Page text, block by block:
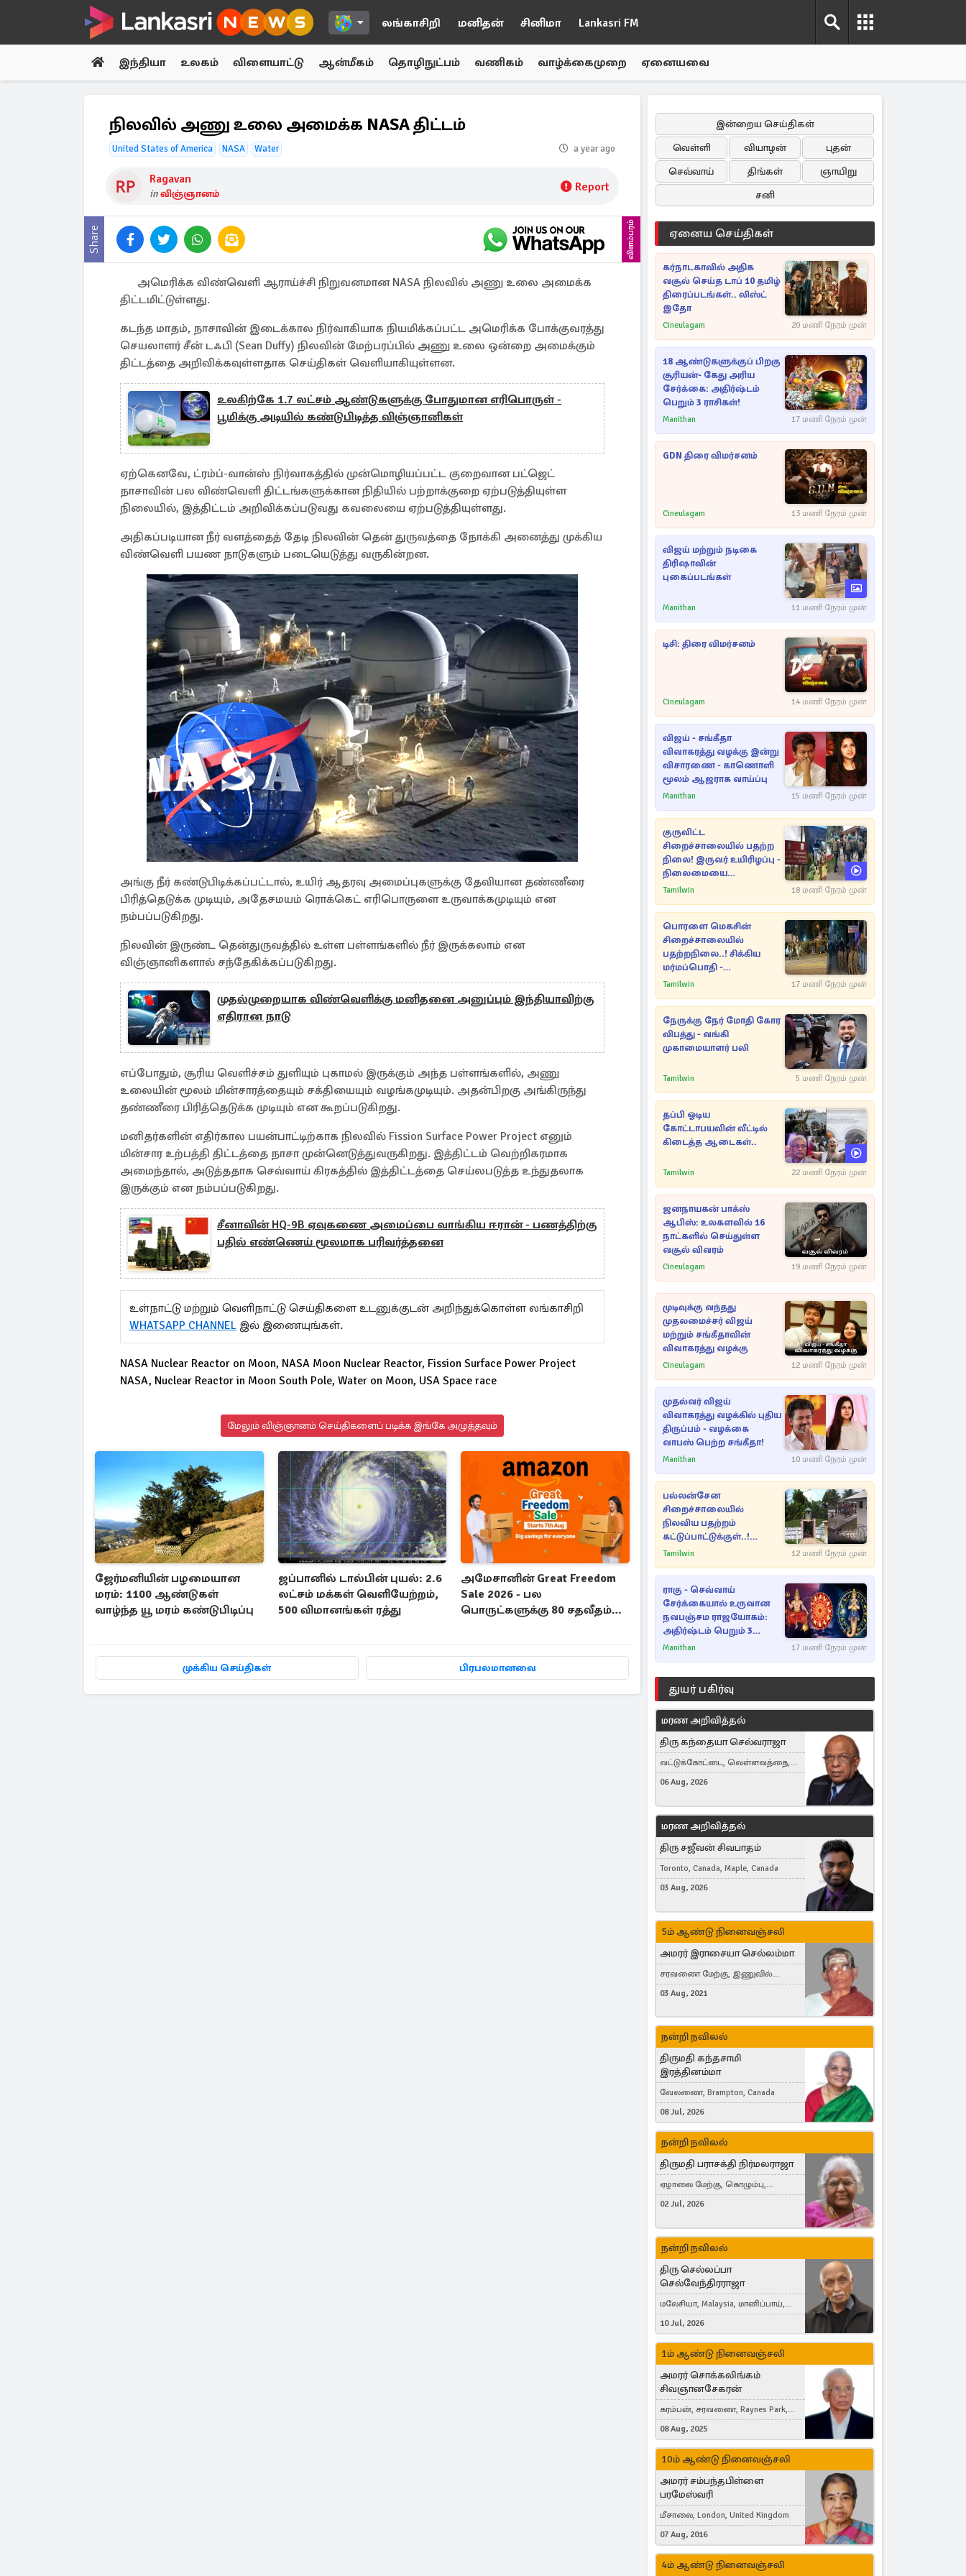
லங்காசிறி மனிதன் சினிமா Lankasri FM
இந்தியா உலகம் விளையாட்டு ஆன்மீகம் தொழிநுட்பம் வணிகம் வாழ்க்கைமுறை ஏனையவை
நிலவில் அணு உலை அமைக்க NASA திட்டம்
United States of America NASA Water a year ago
Ragavan
inவிஞ்ஞானம் Report
Share விளம்பரம்
அமெரிக்க விண்வெளி ஆராய்ச்சி நிறுவனமான NASA நிலவில் அணு உலை அமைக்க
திட்டமிட்டுள்ளது.
கடந்த மாதம், நாசாவின் இடைக்கால நிர்வாகியாக நியமிக்கப்பட்ட அமெரிக்க போக்குவரத்து
செயலாளர் சீன் டஃபி (Sean Duffy) நிலவின் மேற்பரப்பில் அணு உலை ஒன்றை அமைக்கும்
திட்டத்தை அறிவிக்கவுள்ளதாக செய்திகள் வெளியாகியுள்ளன.
உலகிற்கே 1.7 லட்சம் ஆண்டுகளுக்கு போதுமான எரிபொருள் -
பூமிக்கு அடியில் கண்டுபிடித்த விஞ்ஞானிகள்
ஏற்கெனவே, ட்ரம்ப்-வான்ஸ் நிர்வாகத்தில் முன்மொழியப்பட்ட குறைவான பட்ஜெட்
நாசாவின் பல விண்வெளி திட்டங்களுக்கான நிதியில் பற்றாக்குறை ஏற்படுத்தியுள்ள
நிலையில், இத்திட்டம் அறிவிக்கப்படுவது கவலையை ஏற்படுத்தியுள்ளது.
அதிகப்படியான நீர் வளத்தைத் தேடி நிலவின் தென் துருவத்தை நோக்கி அனைத்து முக்கிய
விண்வெளி பயண நாடுகளும் படையெடுத்து வருகின்றன.
அங்கு நீர் கண்டுபிடிக்கப்பட்டால், உயிர் ஆதரவு அமைப்புகளுக்கு தேவியான தண்ணீரை
பிரித்தெடுக்க முடியும், அதேசமயம் ரொக்கெட் எரிபொருளை உருவாக்கமுடியும் என
நம்பப்படுகிறது.
நிலவின் இருண்ட தென்துருவத்தில் உள்ள பள்ளங்களில் நீர் இருக்கலாம் என
விஞ்ஞானிகளால் சந்தேகிக்கப்படுகிறது.
முதல்முறையாக விண்வெளிக்கு மனிதனை அனுப்பும் இந்தியாவிற்கு
எதிரான நாடு
எப்போதும், சூரிய வெளிச்சம் துளியும் புகாமல் இருக்கும் அந்த பள்ளங்களில், அணு
உலையின் மூலம் மின்சாரத்தையும் சக்தியையும் வழங்கமுடியும். அதன்பிறகு அங்கிருந்து
தண்ணீரை பிரித்தெடுக்க முடியும் என கூறப்படுகிறது.
மனிதர்களின் எதிர்கால பயன்பாட்டிற்காக நிலவில் Fission Surface Power Project எனும்
மின்சார உற்பத்தி திட்டத்தை நாசா முன்னெடுத்துவருகிறது. இத்திட்டம் வெற்றிகரமாக
அமைந்தால், அடுத்ததாக செவ்வாய் கிரகத்தில் இத்திட்டத்தை செய்லபடுத்த உந்துதலாக
இருக்கும் என நம்பப்படுகிறது.
சீனாவின் HQ-9B ஏவுகணை அமைப்பை வாங்கிய ஈரான் - பணத்திற்கு
பதில் எண்ணெய் மூலமாக பரிவர்த்தனை
உள்நாட்டு மற்றும் வெளிநாட்டு செய்திகளை உடனுக்குடன் அறிந்துக்கொள்ள லங்காசிறி
WHATSAPP CHANNEL இல் இணையுங்கள்.
NASA Nuclear Reactor on Moon, NASA Moon Nuclear Reactor, Fission Surface Power Project
NASA, Nuclear Reactor in Moon South Pole, Water on Moon, USA Space race
மேலும் விஞ்ஞானம் செய்திகளைப் படிக்க இங்கே அழுத்தவும்
ஜேர்மனியின் பழமையான
மரம்: 1100 ஆண்டுகள்
வாழ்ந்த யூ மரம் கண்டுபிடிப்பு
ஜப்பானில் டால்பின் புயல்: 2.6
லட்சம் மக்கள் வெளியேற்றம்,
500 விமானங்கள் ரத்து
அமேசானின் Great Freedom
Sale 2026 - பல
பொருட்களுக்கு 80 சதவீதம்
முக்கிய செய்திகள் பிரபலமானவை
இன்றைய செய்திகள்
வெள்ளி
வியாழன்
புதன்
செவ்வாய்
திங்கள்
ஞாயிறு
சனி
ஏனைய செய்திகள்
கர்நாடகாவில் அதிக
வசூல் செய்த டாப் 10 தமிழ்
திரைப்படங்கள்.. லிஸ்ட்
இதோ
Cineulagam 20 மணி நேரம் முன்
18 ஆண்டுகளுக்குப் பிறகு
சூரியன்- கேது அரிய
சேர்க்கை: அதிர்ஷ்டம்
பெறும் 3 ராசிகள்!
Manithan 17 மணி நேரம் முன்
GDN திரை விமர்சனம்
Cineulagam 13 மணி நேரம் முன்
விஜய் மற்றும் நடிகை
திரிஷாவின்
புகைப்படங்கள்
Manithan 11 மணி நேரம் முன்
டிசி: திரை விமர்சனம்
Cineulagam 14 மணி நேரம் முன்
விஜய் - சங்கீதா
விவாகரத்து வழக்கு இன்று
விசாரணை - காணொளி
மூலம் ஆஜராக வாய்ப்பு
Manithan 15 மணி நேரம் முன்
குருவிட்ட
சிறைச்சாலையில் பதற்ற
நிலை! இருவர் உயிரிழப்பு -
நிலைமையை
கட்டுப்படுத்த பொலிஸார்
Tamilwin 18 மணி நேரம் முன்
பொரளை மெகசின்
சிறைச்சாலையில்
பதற்றநிலை..! சிக்கிய
மர்மப்பொதி -
பின்னணியில் வெளியான
Tamilwin 17 மணி நேரம் முன்
நேருக்கு நேர் மோதி கோர
விபத்து - வங்கி
முகாமையாளர் பலி
Tamilwin 5 மணி நேரம் முன்
தப்பி ஓடிய
கோட்டாபயவின் வீட்டில்
கிடைத்த ஆடைகள்..
Tamilwin 22 மணி நேரம் முன்
ஜனநாயகன் பாக்ஸ்
ஆபிஸ்: உலகளவில் 16
நாட்களில் செய்துள்ள
வசூல் விவரம்
Cineulagam 19 மணி நேரம் முன்
முடிவுக்கு வந்தது
முதலமைச்சர் விஜய்
மற்றும் சங்கீதாவின்
விவாகரத்து வழக்கு
Cineulagam 12 மணி நேரம் முன்
முதல்வர் விஜய்
விவாகரத்து வழக்கில் புதிய
திருப்பம் - வழக்கை
வாபஸ் பெற்ற சங்கீதா!
Manithan 10 மணி நேரம் முன்
பல்லன்சேன
சிறைச்சாலையில்
நிலவிய பதற்றம்
கட்டுப்பாட்டுக்குள்..!
அதிரடியாக களமிறங்கிய
Tamilwin 12 மணி நேரம் முன்
ராகு - செவ்வாய்
சேர்க்கையால் உருவான
நவபஞ்சம ராஜயோகம்:
அதிர்ஷ்டம் பெறும் 3
ராசிகள்!
Manithan 17 மணி நேரம் முன்
துயர் பகிர்வு
மரண அறிவித்தல்
திரு கந்தையா செல்வராஜா
வட்டுக்கோட்டை, வெள்ளவத்தை,
Toronto, Canada
06 Aug, 2026
மரண அறிவித்தல்
திரு சஜீவன் சிவபாதம்
Toronto, Canada, Maple, Canada
03 Aug, 2026
5ம் ஆண்டு நினைவஞ்சலி
அமரர் இராசையா செல்லம்மா
சரவணை மேற்கு, இணுவில்
கிழக்கு
03 Aug, 2021
நன்றி நவிலல்
திருமதி கந்தசாமி
இரத்தினம்மா
வேலணை, Brampton, Canada
08 Jul, 2026
நன்றி நவிலல்
திருமதி பராசக்தி நிர்மலராஜா
ஏழாலை மேற்கு, கொழும்பு,
தங்காலை, London, United Kingdom
02 Jul, 2026
நன்றி நவிலல்
திரு செல்லப்பா
செல்வேந்திரராஜா
மலேசியா, Malaysia, மானிப்பாய்,
Duisburg, Germany, London, United
Kingdom
10 Jul, 2026
1ம் ஆண்டு நினைவஞ்சலி
அமரர் சொக்கலிங்கம்
சிவஞானசேகரன்
கரம்பன், சரவணை, Raynes Park,
London, United Kingdom
08 Aug, 2025
10ம் ஆண்டு நினைவஞ்சலி
அமரர் சம்பந்தபிள்ளை
பரமேஸ்வரி
மீசாலை, London, United Kingdom
07 Aug, 2016
4ம் ஆண்டு நினைவஞ்சலி